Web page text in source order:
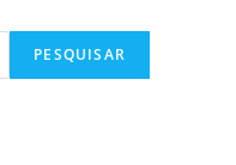
PESQUISAR